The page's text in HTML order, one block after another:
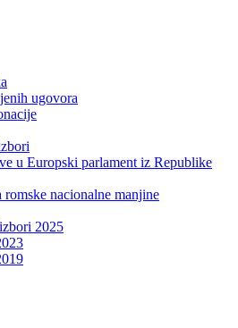
ugovora
u Europski parlament iz Republike
nacionalne manjine
2025